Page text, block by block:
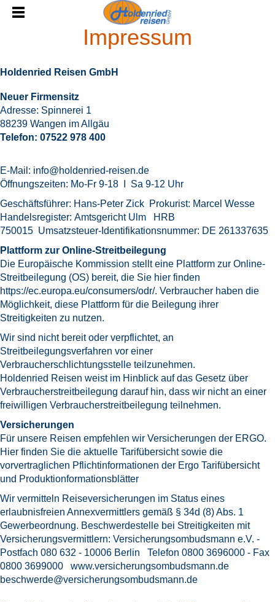
Impressum
Holdenried Reisen GmbH
Neuer Firmensitz
Adresse: Spinnerei 1
88239 Wangen im Allgäu
Telefon: 07522 978 400
E-Mail: info@holdenried-reisen.de
Öffnungszeiten: Mo-Fr 9-18 I Sa 9-12 Uhr
Geschäftsführer: Hans-Peter Zick Prokurist: Marcel Wesse
Handelsregister: Amtsgericht Ulm HRB
750015 Umsatzsteuer-Identifikationsnummer: DE 261337635
Plattform zur Online-Streitbeilegung
Die Europäische Kommission stellt eine Plattform zur Online-
Streitbeilegung (OS) bereit, die Sie hier finden
https://ec.europa.eu/consumers/odr/. Verbraucher haben die
Möglichkeit, diese Plattform für die Beilegung ihrer
Streitigkeiten zu nutzen.
Wir sind nicht bereit oder verpflichtet, an
Streitbeilegungsverfahren vor einer
Verbraucherschlichtungsstelle teilzunehmen.
Holdenried Reisen weist im Hinblick auf das Gesetz über
Verbraucherstreitbeilegung darauf hin, dass wir nicht an einer
freiwilligen Verbraucherstreitbeilegung teilnehmen.
Versicherungen
Für unsere Reisen empfehlen wir Versicherungen der ERGO.
Hier finden Sie die aktuelle Tarifübersicht sowie die
vorvertraglichen Pflichtinformationen der Ergo Tarifübersicht
und Produktionformationsblätter
Wir vermitteln Reiseversicherungen im Status eines
erlaubnisfreien Annexvermittlers gemäß § 34d (8) Abs. 1
Gewerbeordnung. Beschwerdestelle bei Streitigkeiten mit
Versicherungsvermittlern: Versicherungsombudsmann e.V. -
Postfach 080 632 - 10006 Berlin Telefon 0800 3696000 - Fax
0800 3699000 www.versicherungsombudsmann.de
beschwerde@versicherungsombudsmann.de